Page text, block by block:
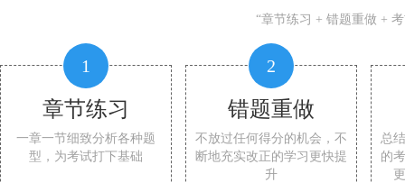
“章节练习 + 错题重做 +
1
章节练习
一章一节细致分析各种题
型，为考试打下基础
2
错题重做
不放过任何得分的机会，不
断地充实改正的学习更快提
升
总
的